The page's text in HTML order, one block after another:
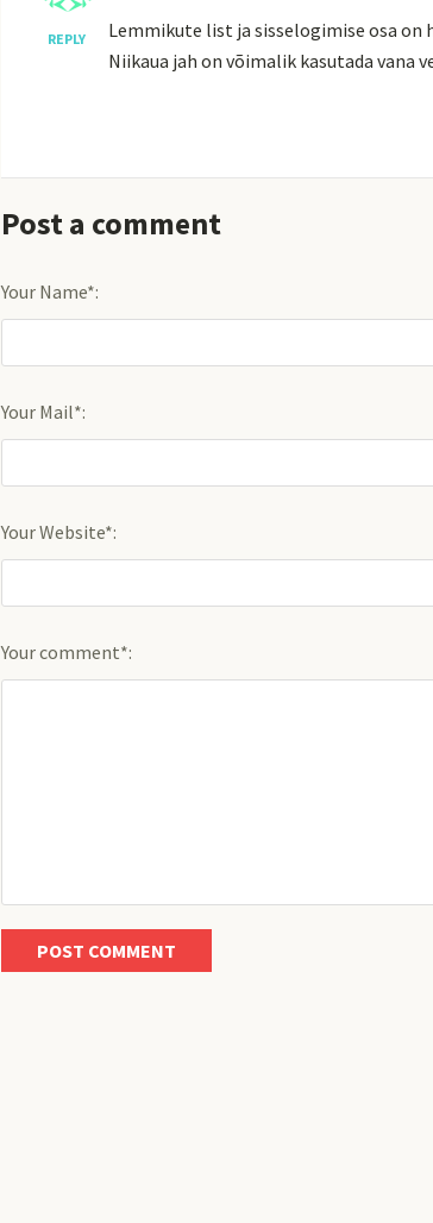
REPLY
Lemmikute list ja sisselogimise osa on
Niikaua jah on võimalik kasutada vana
Post a comment
Your Name*:
Your Mail*:
Your Website*:
Your comment*: